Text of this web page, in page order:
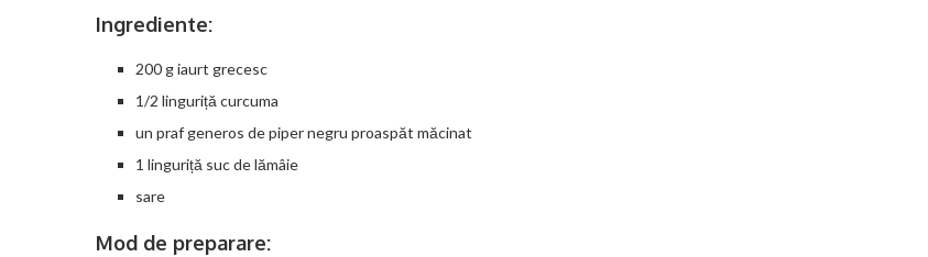
Ingrediente:
200 g iaurt grecesc
1/2 linguriță curcuma
un praf generos de piper negru proaspăt măcinat
1 linguriță suc de lămâie
sare
Mod de preparare: